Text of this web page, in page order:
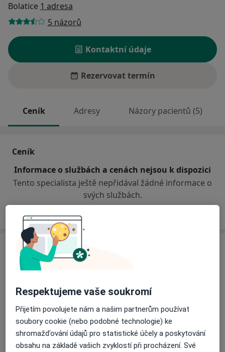
Bolatice 1 adresa
5 názorů
Kontaktní údaje
Rezervovat termín
Ceník Adresy Názory pacientů (5)
Ceník
Informace o službách a cenách nejsou k dispozici
Tento specialista ještě nepřidával žádné informace o
svých službách.
Adresa
Praktický lékař pro dospělé
Přiblížit mapuse otevře v nové záložce
Dostupnost
Na této adrese online kalendář není aktivní
Respektujeme vaše soukromí
Přijetím povolujete nám a našim partnerům používat
soubory cookie (nebo podobné technologie) ke
shromažďování údajů pro statistické účely a poskytování
obsahu na základě vašich zvyklostí při procházení. Své